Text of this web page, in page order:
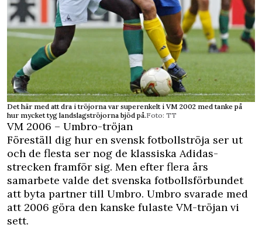
Det här med att dra i tröjorna var superenkelt i VM 2002 med tanke på
hur mycket tyg landslagströjorna bjöd på.Foto: TT
VM 2006 – Umbro-tröjan
Föreställ dig hur en svensk fotbollströja ser ut
och de flesta ser nog de klassiska Adidas-
strecken framför sig. Men efter flera års
samarbete valde det svenska fotbollsförbundet
att byta partner till Umbro. Umbro svarade med
att 2006 göra den kanske fulaste VM-tröjan vi
sett.